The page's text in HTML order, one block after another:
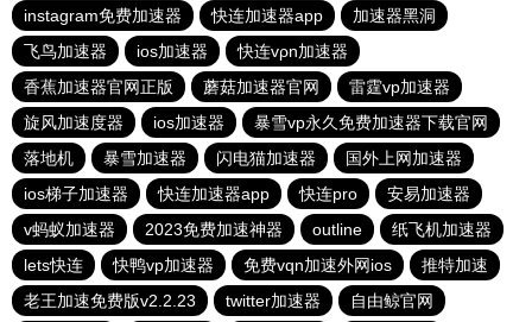
instagram免费加速器
快连加速器app
加速器黑洞
飞鸟加速器
ios加速器
快连vρn加速器
香蕉加速器官网正版
蘑菇加速器官网
雷霆vp加速器
旋风加速度器
ios加速器
暴雪vp永久免费加速器下载官网
落地机
暴雪加速器 闪电猫加速器
国外上网加速器
ios梯子加速器
快连加速器app 快连pro
安易加速器
v蚂蚁加速器
2023免费加速神器 outline
纸飞机加速器
lets快连
快鸭vp加速器 免费vqn加速外网ios
推特加速
老王加速免费版v2.2.23
twitter加速器 自由鲸官网